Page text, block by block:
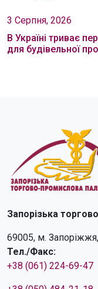
3 Серпня, 2026
В Україні триває
для будівельної
Запорізька
69005, м.
Тел./Факс:
+38 (061) 224-69-47